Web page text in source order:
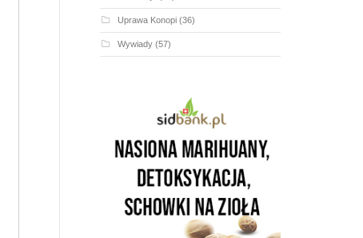
Uprawa Konopi(36)
Wywiady(57)